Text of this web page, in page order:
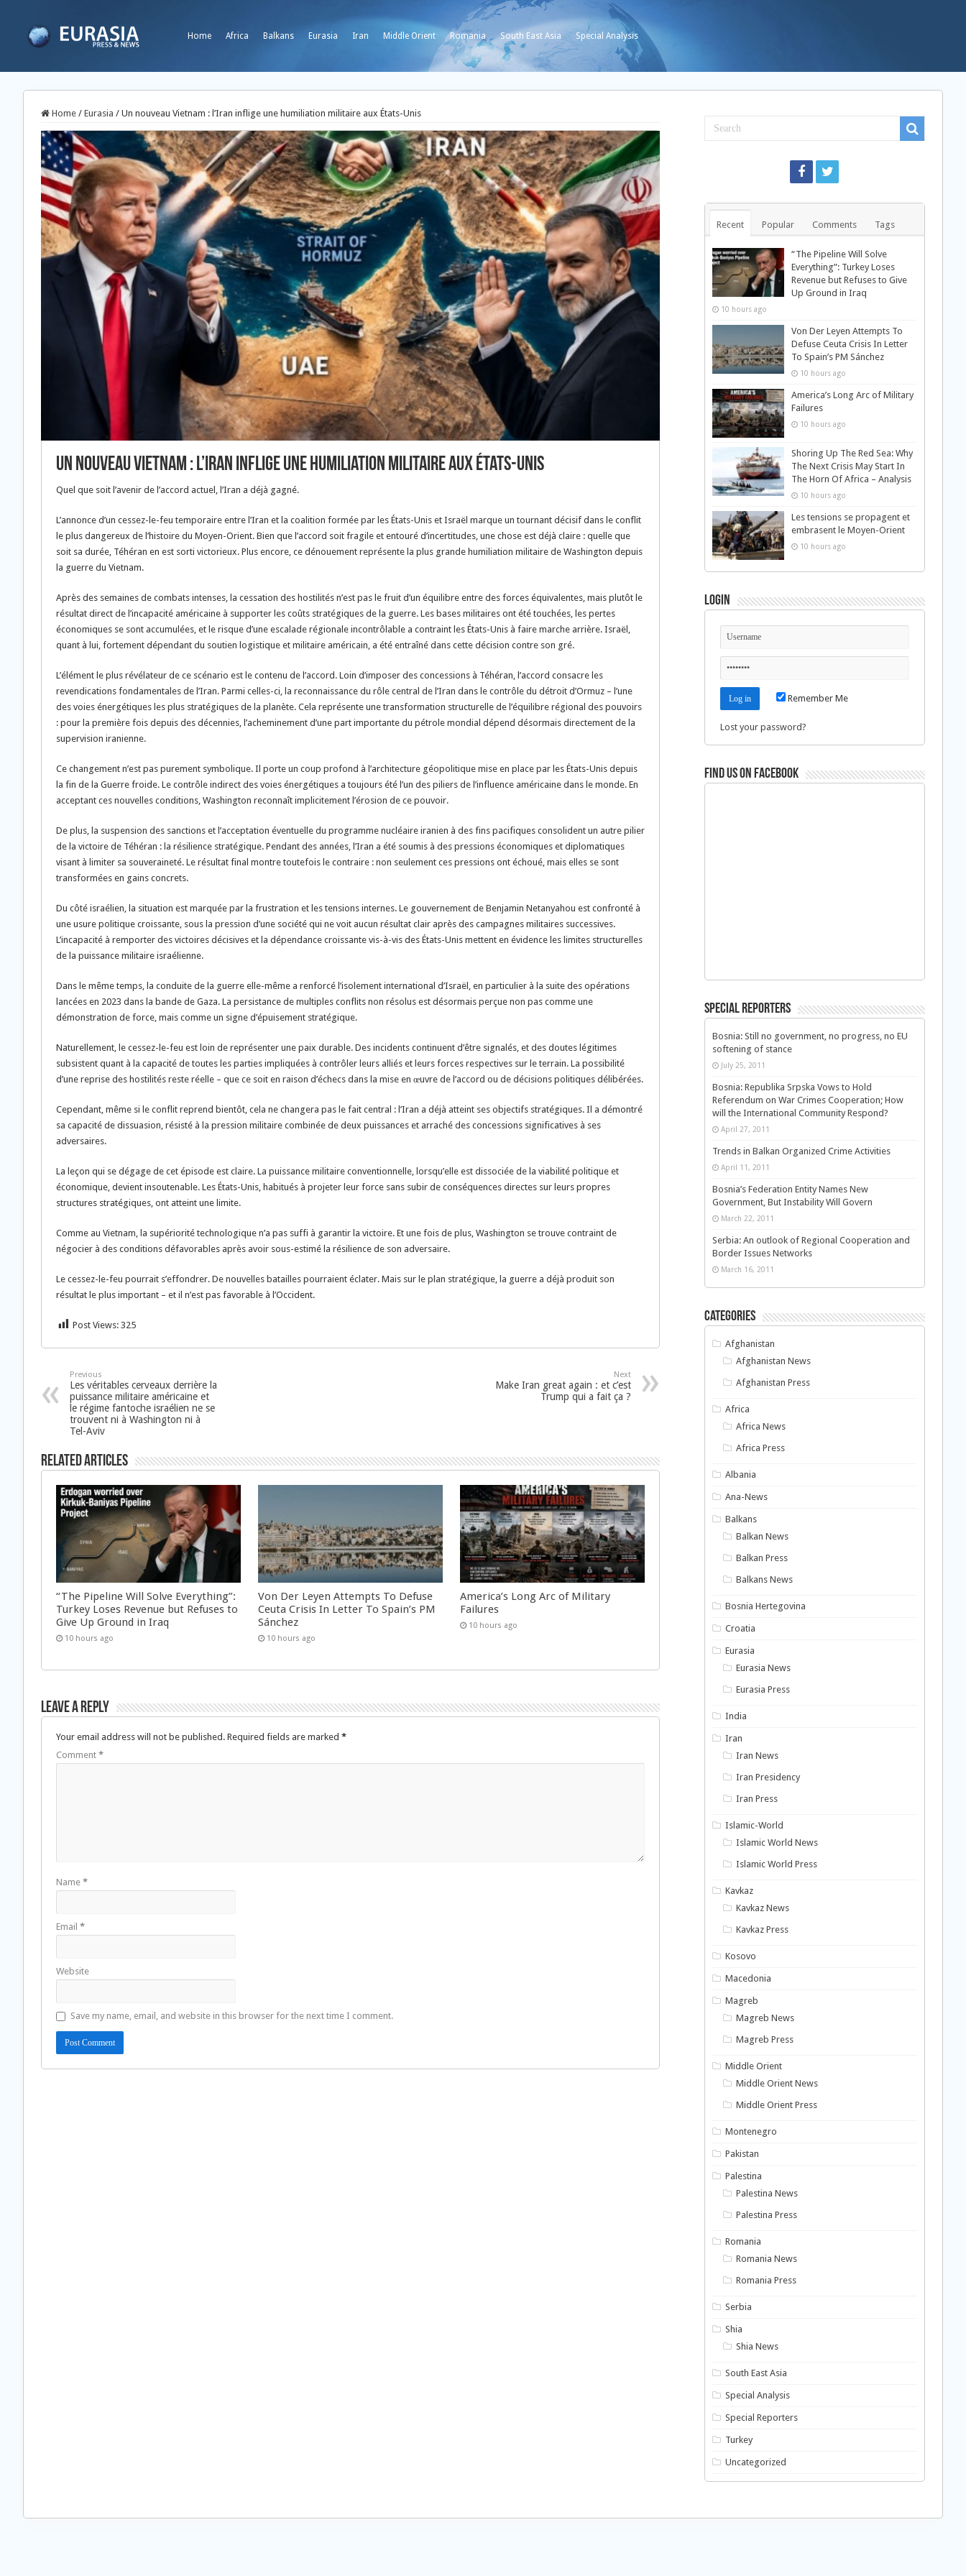
Home Africa Balkans Eurasia Iran Middle Orient Romania South East Asia Special Analysis
Home / Eurasia / Un nouveau Vietnam : l’Iran inflige une humiliation militaire aux États-Unis
Un nouveau Vietnam : l’Iran inflige une humiliation militaire aux États-Unis
Quel que soit l’avenir de l’accord actuel, l’Iran a déjà gagné.
L’annonce d’un cessez-le-feu temporaire entre l’Iran et la coalition formée par les États-Unis et Israël marque un tournant décisif dans le conflit
le plus dangereux de l’histoire du Moyen-Orient. Bien que l’accord soit fragile et entouré d’incertitudes, une chose est déjà claire : quelle que
soit sa durée, Téhéran en est sorti victorieux. Plus encore, ce dénouement représente la plus grande humiliation militaire de Washington depuis
la guerre du Vietnam.
Après des semaines de combats intenses, la cessation des hostilités n’est pas le fruit d’un équilibre entre des forces équivalentes, mais plutôt le
résultat direct de l’incapacité américaine à supporter les coûts stratégiques de la guerre. Les bases militaires ont été touchées, les pertes
économiques se sont accumulées, et le risque d’une escalade régionale incontrôlable a contraint les États-Unis à faire marche arrière. Israël,
quant à lui, fortement dépendant du soutien logistique et militaire américain, a été entraîné dans cette décision contre son gré.
L’élément le plus révélateur de ce scénario est le contenu de l’accord. Loin d’imposer des concessions à Téhéran, l’accord consacre les
revendications fondamentales de l’Iran. Parmi celles-ci, la reconnaissance du rôle central de l’Iran dans le contrôle du détroit d’Ormuz – l’une
des voies énergétiques les plus stratégiques de la planète. Cela représente une transformation structurelle de l’équilibre régional des pouvoirs
: pour la première fois depuis des décennies, l’acheminement d’une part importante du pétrole mondial dépend désormais directement de la
supervision iranienne.
Ce changement n’est pas purement symbolique. Il porte un coup profond à l’architecture géopolitique mise en place par les États-Unis depuis
la fin de la Guerre froide. Le contrôle indirect des voies énergétiques a toujours été l’un des piliers de l’influence américaine dans le monde. En
acceptant ces nouvelles conditions, Washington reconnaît implicitement l’érosion de ce pouvoir.
De plus, la suspension des sanctions et l’acceptation éventuelle du programme nucléaire iranien à des fins pacifiques consolident un autre pilier
de la victoire de Téhéran : la résilience stratégique. Pendant des années, l’Iran a été soumis à des pressions économiques et diplomatiques
visant à limiter sa souveraineté. Le résultat final montre toutefois le contraire : non seulement ces pressions ont échoué, mais elles se sont
transformées en gains concrets.
Du côté israélien, la situation est marquée par la frustration et les tensions internes. Le gouvernement de Benjamin Netanyahou est confronté à
une usure politique croissante, sous la pression d’une société qui ne voit aucun résultat clair après des campagnes militaires successives.
L’incapacité à remporter des victoires décisives et la dépendance croissante vis-à-vis des États-Unis mettent en évidence les limites structurelles
de la puissance militaire israélienne.
Dans le même temps, la conduite de la guerre elle-même a renforcé l’isolement international d’Israël, en particulier à la suite des opérations
lancées en 2023 dans la bande de Gaza. La persistance de multiples conflits non résolus est désormais perçue non pas comme une
démonstration de force, mais comme un signe d’épuisement stratégique.
Naturellement, le cessez-le-feu est loin de représenter une paix durable. Des incidents continuent d’être signalés, et des doutes légitimes
subsistent quant à la capacité de toutes les parties impliquées à contrôler leurs alliés et leurs forces respectives sur le terrain. La possibilité
d’une reprise des hostilités reste réelle – que ce soit en raison d’échecs dans la mise en œuvre de l’accord ou de décisions politiques délibérées.
Cependant, même si le conflit reprend bientôt, cela ne changera pas le fait central : l’Iran a déjà atteint ses objectifs stratégiques. Il a démontré
sa capacité de dissuasion, résisté à la pression militaire combinée de deux puissances et arraché des concessions significatives à ses
adversaires.
La leçon qui se dégage de cet épisode est claire. La puissance militaire conventionnelle, lorsqu’elle est dissociée de la viabilité politique et
économique, devient insoutenable. Les États-Unis, habitués à projeter leur force sans subir de conséquences directes sur leurs propres
structures stratégiques, ont atteint une limite.
Comme au Vietnam, la supériorité technologique n’a pas suffi à garantir la victoire. Et une fois de plus, Washington se trouve contraint de
négocier à des conditions défavorables après avoir sous-estimé la résilience de son adversaire.
Le cessez-le-feu pourrait s’effondrer. De nouvelles batailles pourraient éclater. Mais sur le plan stratégique, la guerre a déjà produit son
résultat le plus important – et il n’est pas favorable à l’Occident.
Post Views: 325
Previous
Les véritables cerveaux derrière la
puissance militaire américaine et
le régime fantoche israélien ne se
trouvent ni à Washington ni à
Tel-Aviv
Next
Make Iran great again : et c’est
Trump qui a fait ça ?
Related Articles
“The Pipeline Will Solve Everything”:
Turkey Loses Revenue but Refuses to
Give Up Ground in Iraq
10 hours ago
Von Der Leyen Attempts To Defuse
Ceuta Crisis In Letter To Spain’s PM
Sánchez
10 hours ago
America’s Long Arc of Military
Failures
10 hours ago
Leave a Reply
Your email address will not be published. Required fields are marked *
Comment *
Name *
Email *
Website
Save my name, email, and website in this browser for the next time I comment.
Recent Popular Comments Tags
“The Pipeline Will Solve
Everything”: Turkey Loses
Revenue but Refuses to Give
Up Ground in Iraq
10 hours ago
Von Der Leyen Attempts To
Defuse Ceuta Crisis In Letter
To Spain’s PM Sánchez
10 hours ago
America’s Long Arc of Military
Failures
10 hours ago
Shoring Up The Red Sea: Why
The Next Crisis May Start In
The Horn Of Africa – Analysis
10 hours ago
Les tensions se propagent et
embrasent le Moyen-Orient
10 hours ago
Login
Remember Me
Lost your password?
Find us on Facebook
Special Reporters
Bosnia: Still no government, no progress, no EU
softening of stance
July 25, 2011
Bosnia: Republika Srpska Vows to Hold
Referendum on War Crimes Cooperation; How
will the International Community Respond?
April 27, 2011
Trends in Balkan Organized Crime Activities
April 11, 2011
Bosnia’s Federation Entity Names New
Government, But Instability Will Govern
March 22, 2011
Serbia: An outlook of Regional Cooperation and
Border Issues Networks
March 16, 2011
Categories
Afghanistan
Afghanistan News
Afghanistan Press
Africa
Africa News
Africa Press
Albania
Ana-News
Balkans
Balkan News
Balkan Press
Balkans News
Bosnia Hertegovina
Croatia
Eurasia
Eurasia News
Eurasia Press
India
Iran
Iran News
Iran Presidency
Iran Press
Islamic-World
Islamic World News
Islamic World Press
Kavkaz
Kavkaz News
Kavkaz Press
Kosovo
Macedonia
Magreb
Magreb News
Magreb Press
Middle Orient
Middle Orient News
Middle Orient Press
Montenegro
Pakistan
Palestina
Palestina News
Palestina Press
Romania
Romania News
Romania Press
Serbia
Shia
Shia News
South East Asia
Special Analysis
Special Reporters
Turkey
Uncategorized